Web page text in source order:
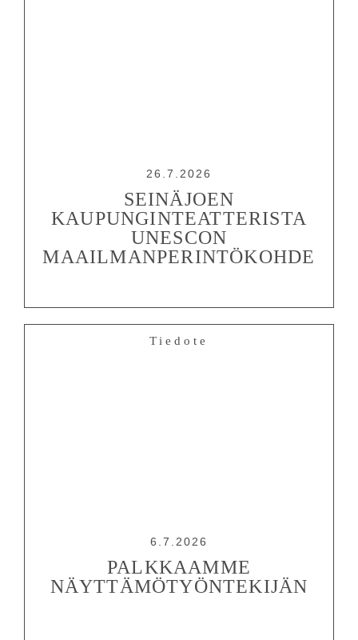
26.7.2026
SEINÄJOEN
KAUPUNGINTEATTERISTA
UNESCON
MAAILMANPERINTÖKOHDE
Tiedote
6.7.2026
PALKKAAMME
NÄYTTÄMÖTYÖNTEKIJÄN